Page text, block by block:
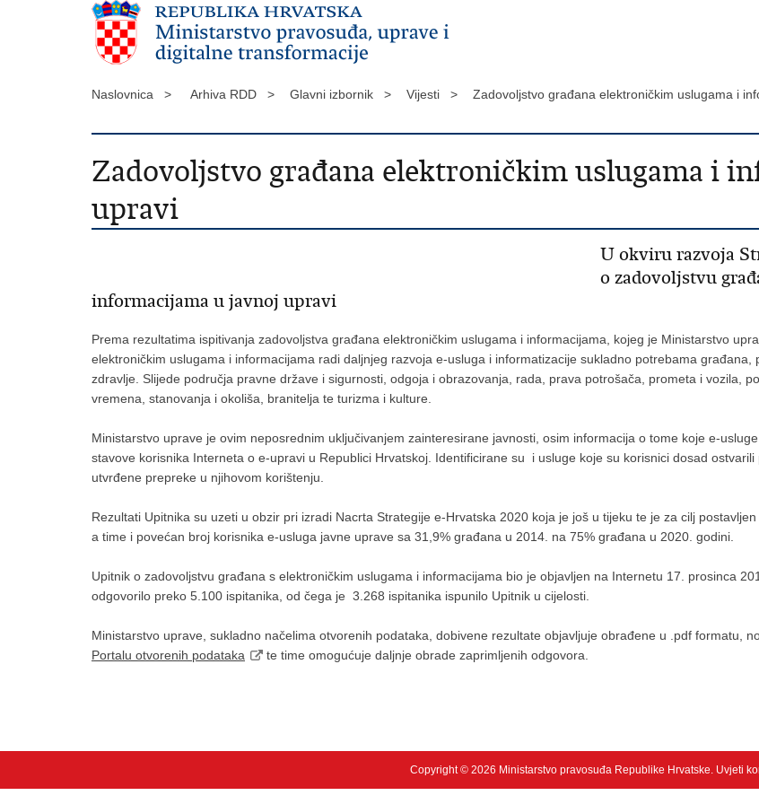
Naslovnica > Arhiva RDD > Glavni izbornik > Vijesti > Zadovoljstvo građana elektroničkim uslugama i
Zadovoljstvo građana elektroničkim uslugama i
upravi
U okviru razvoja
o zadovoljstvu
informacijama u javnoj upravi
Prema rezultatima ispitivanja zadovoljstva građana elektroničkim uslugama i informacijama, kojeg je Ministarstvo
elektroničkim uslugama i informacijama radi daljnjeg razvoja e-usluga i informatizacije sukladno potrebama
zdravlje. Slijede područja pravne države i sigurnosti, odgoja i obrazovanja, rada, prava potrošača, prometa i vozila,
vremena, stanovanja i okoliša, branitelja te turizma i kulture.
Ministarstvo uprave je ovim neposrednim uključivanjem zainteresirane javnosti, osim informacija o tome koje e-
stavove korisnika Interneta o e-upravi u Republici Hrvatskoj. Identificirane su i usluge koje su korisnici dosad
utvrđene prepreke u njihovom korištenju.
Rezultati Upitnika su uzeti u obzir pri izradi Nacrta Strategije e-Hrvatska 2020 koja je još u tijeku te je za cilj
a time i povećan broj korisnika e-usluga javne uprave sa 31,9% građana u 2014. na 75% građana u 2020. godini.
Upitnik o zadovoljstvu građana s elektroničkim uslugama i informacijama bio je objavljen na Internetu 17. prosinca
odgovorilo preko 5.100 ispitanika, od čega je 3.268 ispitanika ispunilo Upitnik u cijelosti.
Ministarstvo uprave, sukladno načelima otvorenih podataka, dobivene rezultate objavljuje obrađene u .pdf formatu,
Portalu otvorenih podataka
te time omogućuje daljnje obrade zaprimljenih odgovora.
Copyright © 2026 Ministarstvo pravosuđa Republike Hrvatske. Uvjeti